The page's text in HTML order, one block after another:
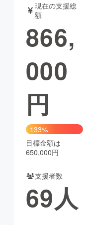
書籍・雑誌
チャレンジ
CAMPFIRE Creation
コミュニティ
現在の支援総
額
866,
000
円
133%
目標金額は
650,000円
支援者数
69人